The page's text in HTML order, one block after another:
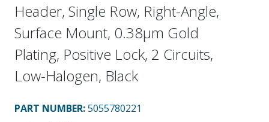
Header, Single Row, Right-Angle,
Surface Mount, 0.38µm Gold
Plating, Positive Lock, 2 Circuits,
Low-Halogen, Black
PART NUMBER:5055780221